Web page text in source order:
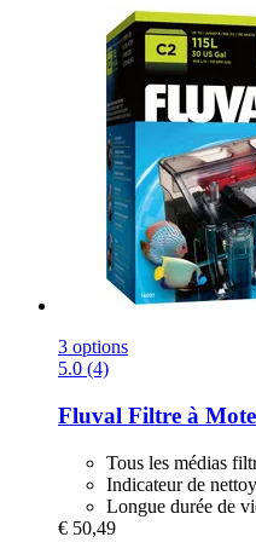
3 options
5.0 (4)
Fluval Filtre à
Tous les médias
Indicateur de
Longue durée de
€ 50,49